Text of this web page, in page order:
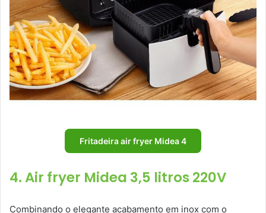
Fritadeira air fryer Midea 4
4. Air fryer Midea 3,5 litros 220V
Combinando o elegante acabamento em inox com o